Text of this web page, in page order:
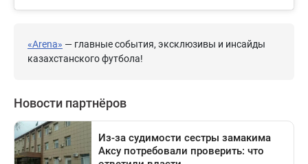
«Arena» — главные события, эксклюзивы и инсайды
казахстанского футбола!